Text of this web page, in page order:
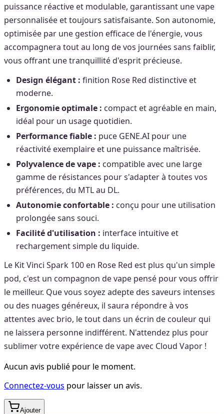
puissance réactive et modulable, garantissant une vape
personnalisée et toujours satisfaisante. Son autonomie,
optimisée par une gestion efficace de l'énergie, vous
accompagnera tout au long de vos journées sans faiblir,
vous offrant une tranquillité d'esprit précieuse.
Design élégant : finition Rose Red distinctive et
moderne.
Ergonomie optimale : compact et agréable en main,
idéal pour un usage quotidien.
Performance fiable : puce GENE.AI pour une
réactivité exemplaire et une puissance maîtrisée.
Polyvalence de vape : compatible avec une large
gamme de résistances pour s'adapter à toutes vos
préférences, du MTL au DL.
Autonomie confortable : conçu pour une utilisation
prolongée sans souci.
Facilité d'utilisation : interface intuitive et
rechargement simple du liquide.
Le Kit Vinci Spark 100 en Rose Red est plus qu'un simple
pod, c'est un compagnon de vape pensé pour vous offrir
le meilleur. Que vous soyez adepte des saveurs intenses
ou des nuages généreux, il saura répondre à vos
attentes avec brio, le tout dans un écrin de couleur qui
ne laissera personne indifférent. N'attendez plus pour
sublimer votre expérience de vape avec Cloud Vapor !
Aucun avis publié pour le moment.
Connectez-vous pour laisser un avis.
Ajouter